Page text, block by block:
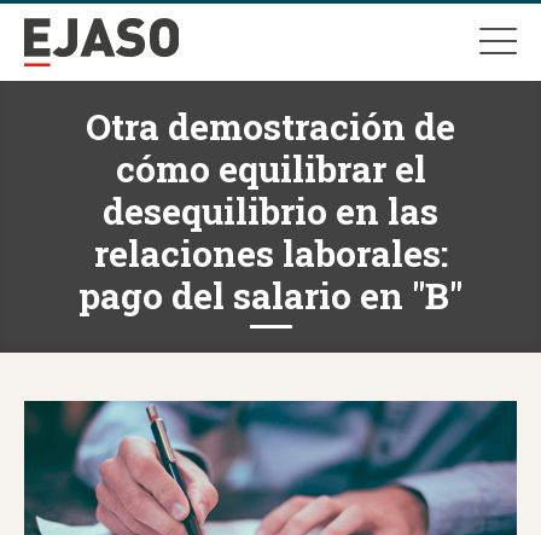
Otra demostración de
cómo equilibrar el
desequilibrio en las
relaciones laborales:
pago del salario en "B"